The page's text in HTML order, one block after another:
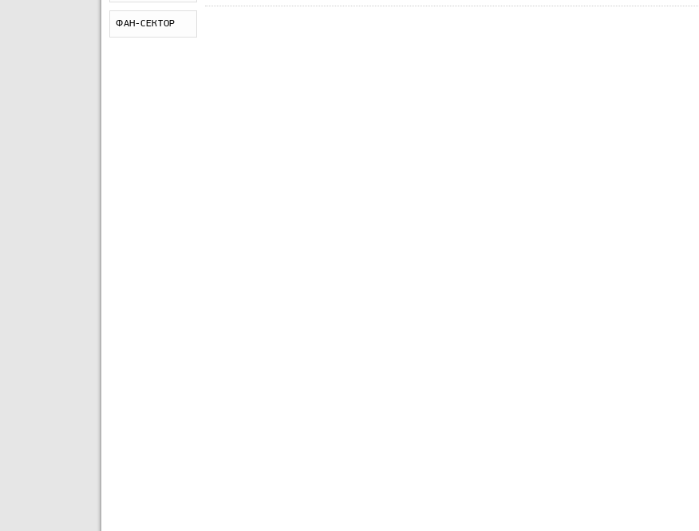
ФАН-СЕКТОР